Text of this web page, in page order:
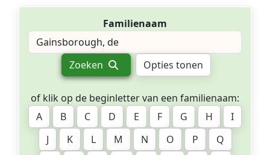
Familienaam
Zoeken Opties tonen
of klik op de beginletter van een familienaam:
A
B C D E F G H
I
J
K L M N O P
Q